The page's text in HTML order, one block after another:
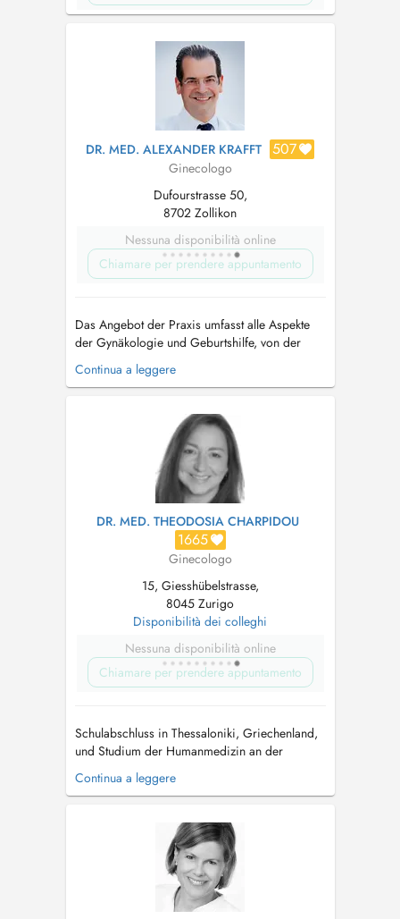
DR. MED. ALEXANDER KRAFFT 507
Ginecologo
Dufourstrasse 50,
8702 Zollikon
Nessuna disponibilità online
Chiamare per prendere appuntamento
Das Angebot der Praxis umfasst alle Aspekte
der Gynäkologie und Geburtshilfe, von der
regulären Vorsorgeuntersuchung bis zur
kompetenten Beratung z.B. in Fragen der
verfügt zusätzlich zum Facharzttitel Gynäkologie
und Geburtshilfe über die Spezialisierung...
Continua a leggere
DR. MED. THEODOSIA CHARPIDOU
1665
Ginecologo
15, Giesshübelstrasse,
8045 Zurigo
Disponibilità dei colleghi
Nessuna disponibilità online
Chiamare per prendere appuntamento
Schulabschluss in Thessaloniki, Griechenland,
und Studium der Humanmedizin an der
Universitt Thessaloniki. Seit 2007 in der
Schweiz, Facharztausbildung FMH Gynkologie
Horgen und zuletzt in Baden als Oberrztin.
Sprachen: Deutsch, Englisch, Griechisch....
Continua a leggere